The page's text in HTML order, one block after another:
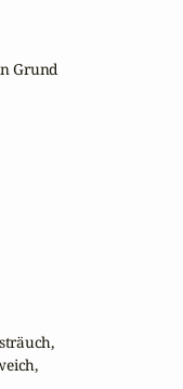
Grund